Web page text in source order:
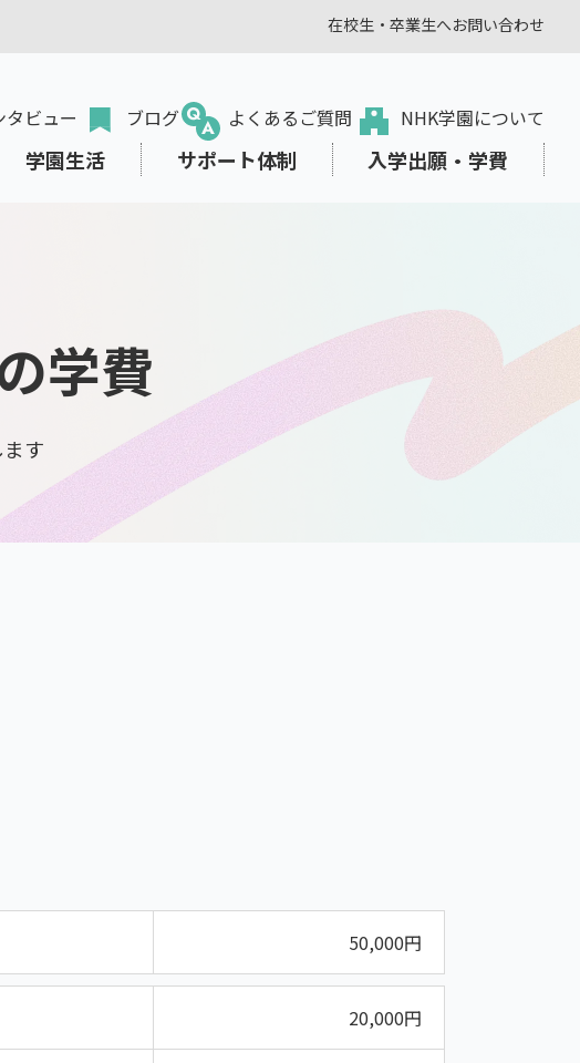
在校生・卒業生へお問い合わせ
タビュー ブログ よくあるご質問 NHK学園について
転入・編入学をお考えの方
教職員の方
ース オンラインプラス
学び直し 学びみらいPASS
出会い、生き方を
スタディサプリ
学園生活
介 東京本校の部活動
サポート体制
ト 学費サポート
入学出願・学費
請求 出願から入学まで
学費
す
50,000円
20,000円